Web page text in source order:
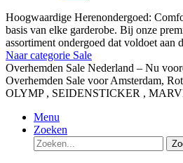
Hoogwaardige Herenondergoed:
basis van elke garderobe. Bij onze
assortiment ondergoed dat voldoet aan
Naar categorie Sale
Overhemden Sale Nederland – Nu
Overhemden Sale voor Amsterdam,
OLYMP , SEIDENSTICKER ,
Menu
Zoeken